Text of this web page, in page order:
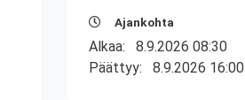
Ajankohta
Alkaa: 8.9.2026 08:30
Päättyy: 8.9.2026 16:00